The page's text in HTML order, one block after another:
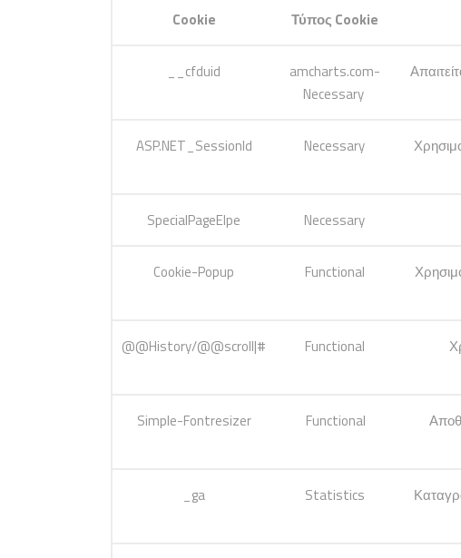
Cookie Τύπος Cookie
__cfduid
amcharts.com-
Necessary
ASP.NET_Sessionld Necessary
SpecialPageElpe Necessary
Cookie-Popup Functional
@@History/@@scroll|# Functional
Simple-Fontresizer Functional
_ga Statistics